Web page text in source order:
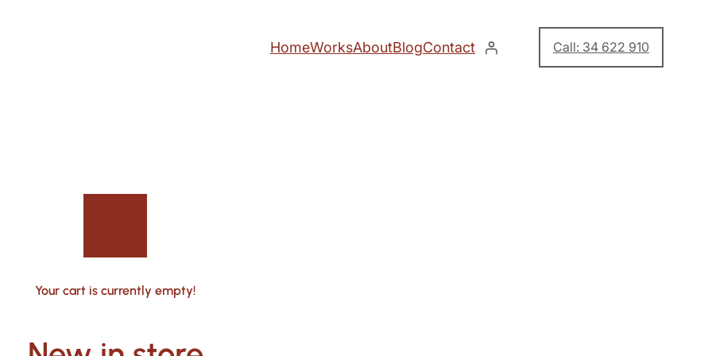
HomeWorksAboutBlogContact Call: 34 622 910
Your cart is currently empty!